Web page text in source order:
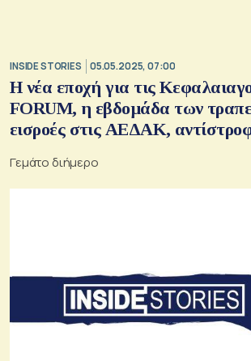
INSIDE STORIES 05.05.2025, 07:00
Η νέα εποχή για τις
FORUM, η εβδομάδα των
εισροές στις ΑΕΔΑΚ,
αλλαγές στη Metlen
Γεμάτο διήμερο